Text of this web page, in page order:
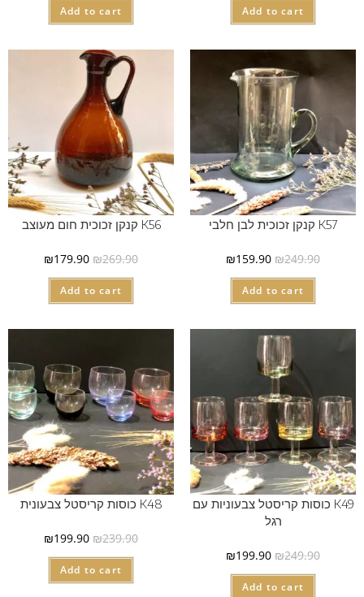
Add to cart
Add to cart
K57 קנקן זכוכית לבן חלבי
₪249.90
₪159.90
Add to cart
K56 קנקן זכוכית חום מעוצב
₪269.90
₪179.90
Add to cart
K49 כוסות קריסטל צבעוניות עם
רגל
₪249.90
₪199.90
Add to cart
K48 כוסות קריסטל צבעונית
₪239.90
₪199.90
Add to cart